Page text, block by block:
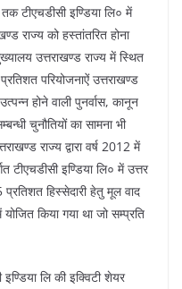
तक टीएचडीसी इण्डिया लि० में
राज्य को हस्तांतरित होना
उत्तराखण्ड राज्य में स्थित
परियोजनाऐं उत्तराखण्ड
होने वाली पुनर्वास, कानून
चुनौतियों का सामना भी
राज्य द्वारा वर्ष 2012 में
इण्डिया लि० में उत्तर
हिस्सेदारी हेतु मूल वाद
किया गया था जो सम्प्रति
लि की इक्विटी शेयर